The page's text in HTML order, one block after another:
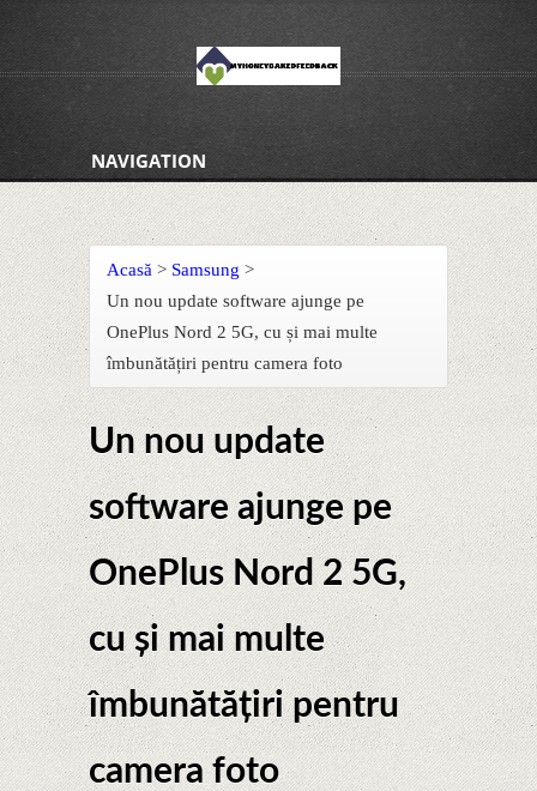
NAVIGATION
Acasă > Samsung >
Un nou update software ajunge pe
OnePlus Nord 2 5G, cu și mai multe
îmbunătățiri pentru camera foto
Un nou update
software ajunge pe
OnePlus Nord 2 5G,
cu și mai multe
îmbunătățiri pentru
camera foto